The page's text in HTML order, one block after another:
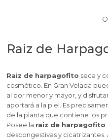
Raiz de
Raiz de harpagofito seca y
cosmético. En Gran Velada
al por menor y mayor, y
aportará a la piel. Es
de la planta que contiene los
Posee la raiz de harpagofito
descongestivas y